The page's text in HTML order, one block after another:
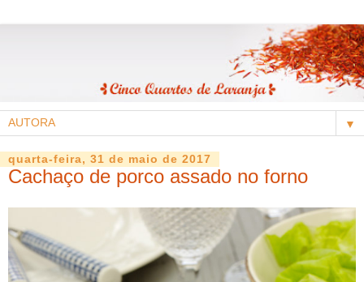
▼
quarta-feira, 31 de maio de 2017
Cachaço de porco assado no forno